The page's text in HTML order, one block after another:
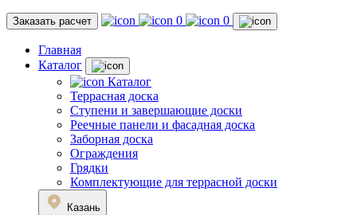
Заказать расчет 0 0
Главная
Каталог
Каталог
Террасная доска
Ступени и завершающие доски
Реечные панели и фасадная доска
Заборная доска
Ограждения
Грядки
Комплектующие для террасной доски
Казань